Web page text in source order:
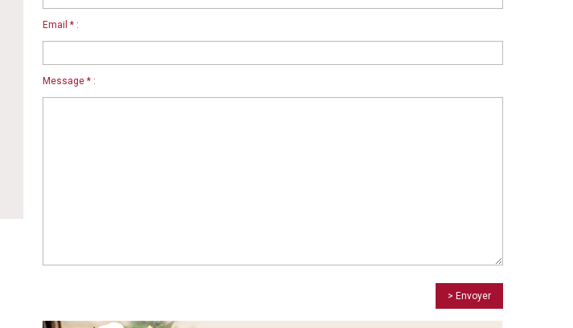
Email * :
Message * :
> Envoyer